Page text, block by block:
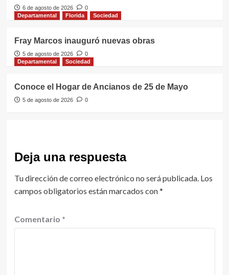
6 de agosto de 2026
0
Departamental
Florida Sociedad
Fray Marcos inauguró nuevas obras
5 de agosto de 2026
0
Departamental
Sociedad
Conoce el Hogar de Ancianos de 25 de Mayo
5 de agosto de 2026 0
Deja una respuesta
Tu dirección de correo electrónico no será publicada. Los
campos obligatorios están marcados con*
Comentario *